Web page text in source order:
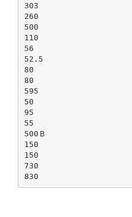
303
260
500
110
56
52.5
80
80
595
50
95
55
500Ｂ
150
150
730